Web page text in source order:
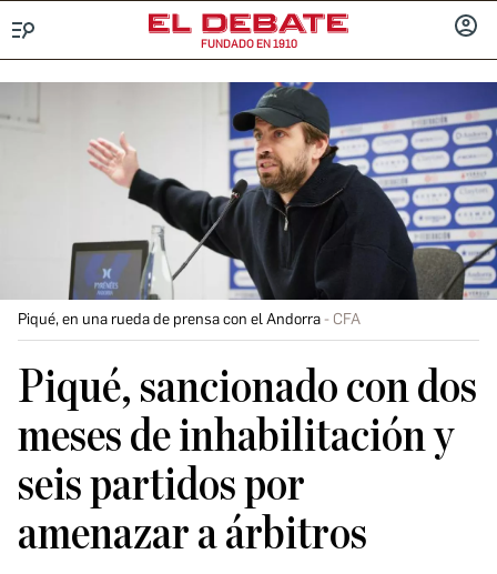
FUNDADO EN 1910
Piqué, en una rueda de prensa con el Andorra CFA
Piqué, sancionado con dos
meses de inhabilitación y
seis partidos por
amenazar a árbitros